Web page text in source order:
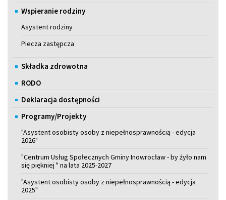
Wspieranie rodziny
Asystent rodziny
Piecza zastępcza
Składka zdrowotna
RODO
Deklaracja dostępności
Programy/Projekty
"Asystent osobisty osoby z niepełnosprawnością - edycja
2026"
"Centrum Usług Społecznych Gminy Inowrocław - by żyło nam
się piękniej " na lata 2025-2027
"Asystent osobisty osoby z niepełnosprawnością - edycja
2025"